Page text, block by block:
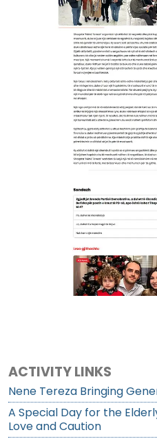
ACTIVITY LINKS
Nene Tereza Bringing
A Special Day for the
Love and Caution